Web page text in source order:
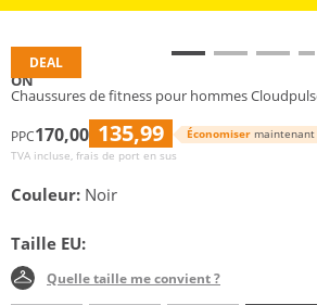
DEAL
ON
Chaussures de fitness pour hommes
PPC170,00 135,99 Économiser maintenant
TVA incluse, frais de port en sus
Couleur: Noir
Taille EU:
Quelle taille me convient ?